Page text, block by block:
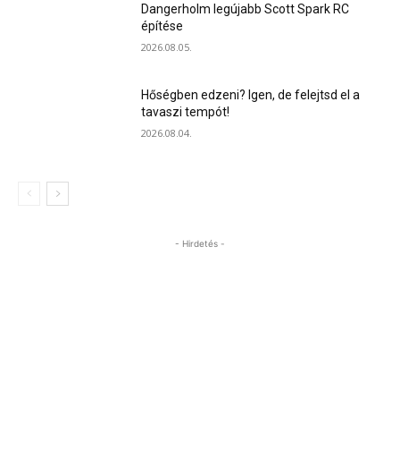
Dangerholm legújabb Scott Spark RC
építése
2026.08.05.
Hőségben edzeni? Igen, de felejtsd el a
tavaszi tempót!
2026.08.04.
- Hirdetés -